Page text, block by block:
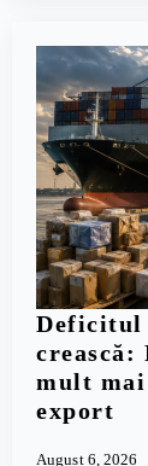
Deficitul
crească:
mult
export
August 6, 2026